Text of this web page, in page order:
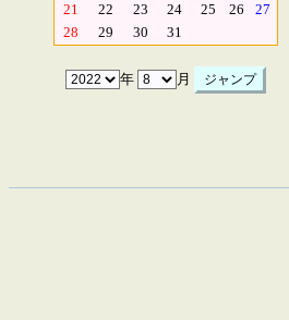
21
22 23 24 25 26
27
28
29 30 31
年 月